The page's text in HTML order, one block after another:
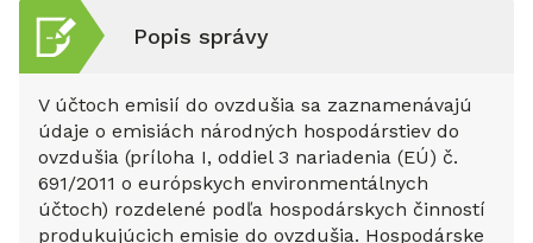
Popis správy
V účtoch emisií do ovzdušia sa zaznamenávajú
údaje o emisiách národných hospodárstiev do
ovzdušia (príloha I, oddiel 3 nariadenia (EÚ) č.
691/2011 o európskych environmentálnych
účtoch) rozdelené podľa hospodárskych činností
produkujúcich emisie do ovzdušia. Hospodárske